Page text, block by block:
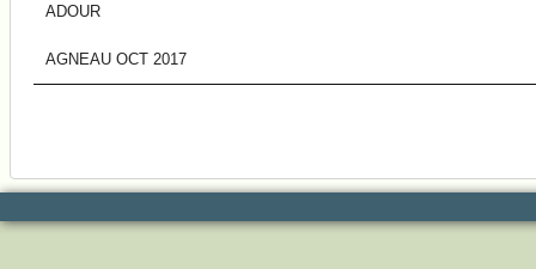
ADOUR
AGNEAU OCT 2017